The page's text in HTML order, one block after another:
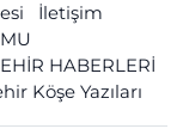
İletişim
HABERLERİ
Köşe Yazıları